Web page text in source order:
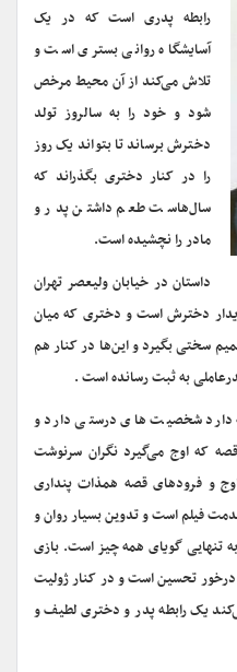
رابطه پدری است که در یک
آسایشگاه روانی بستری است و
تلاش می‌کند از آن محیط مرخص
شود و خود را به سالروز تولد
دخترش برساند تا بتواند یک روز
را در کنار دختری بگذراند که
سال‌هاست طعم داشتن پدر و
مادر را نچشیده است.
داستان در خیابان ولیعصر تهران
دخترش است و دختری که میان
سختی بگیرد و این‌ها در کنار هم
به ثبت رسانده است .
دارد شخصیت های درستی دارد و
قصه که اوج می‌گیرد نگران سرنوشت
و فرودهای قصه همذات پنداری
فیلم است و تدوین بسیار روان و
تنهایی گویای همه چیز است. بازی
تحسین است و در کنار ژولیت
یک رابطه پدر و دختری لطیف و